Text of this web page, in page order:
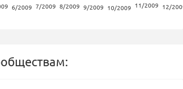
6/2009 7/2009 8/2009 9/2009 10/2009 11/2009 12/